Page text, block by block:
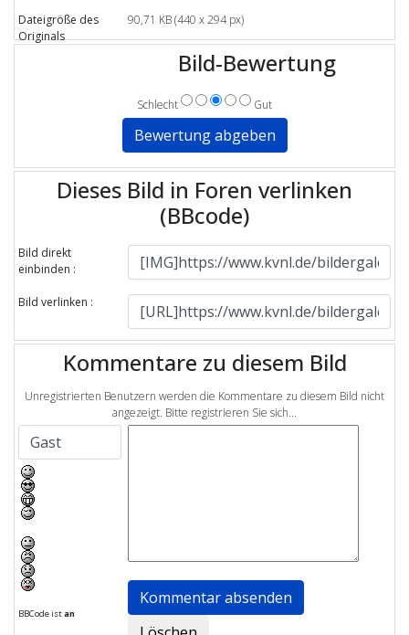
Dateigröße des
Originals
90,71 KB (440 x 294 px)
Bild-Bewertung
Schlecht Gut
Dieses Bild in Foren verlinken
(BBcode)
Bild direkt
einbinden :
Bild verlinken :
Kommentare zu diesem Bild
Unregistrierten Benutzern werden die Kommentare zu diesem Bild nicht
angezeigt. Bitte registrieren Sie sich...
BBCode istan